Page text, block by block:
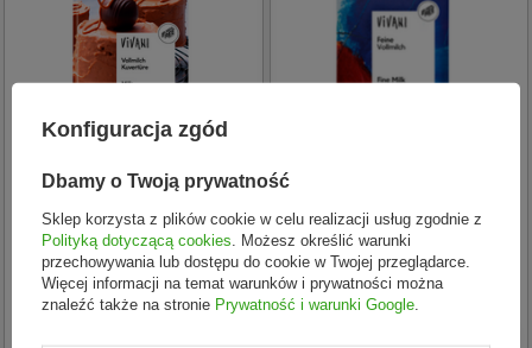
kakao instant
VIVANI CZEKOLADA
KUWERTURA MLECZNA DO
GOTOWANIA BIO 150 g
kakao instant
VIVANI CZEKOLADA
MLECZNA BIO 80 g
Konfiguracja zgód
Dbamy o Twoją prywatność
Sklep korzysta z plików cookie w celu realizacji usług zgodnie z
Polityką dotyczącą cookies . Możesz określić warunki
przechowywania lub dostępu do cookie w Twojej przeglądarce.
Więcej informacji na temat warunków i prywatności można
znaleźć także na stronie Prywatność i warunki Google